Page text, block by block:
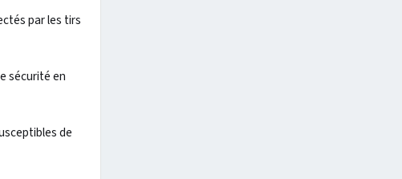
par les tirs
sécurité en
de